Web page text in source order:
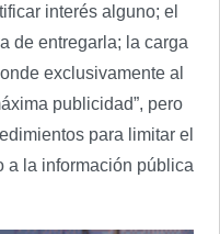
interés alguno; el
de entregarla; la carga
exclusivamente al
publicidad”, pero
para limitar el
a la información pública